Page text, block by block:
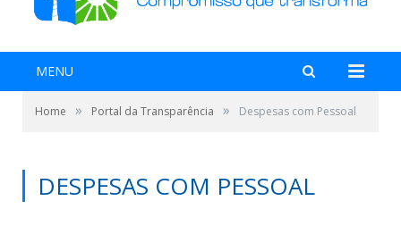
MENU
Home » Portal da Transparência » Despesas com Pessoal
DESPESAS COM PESSOAL